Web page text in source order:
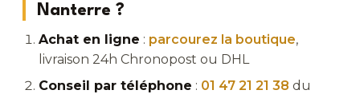
Nanterre ?
Achat en ligne : parcourez la boutique,
livraison 24h Chronopost ou DHL
Conseil par téléphone : 01 47 21 21 38 du